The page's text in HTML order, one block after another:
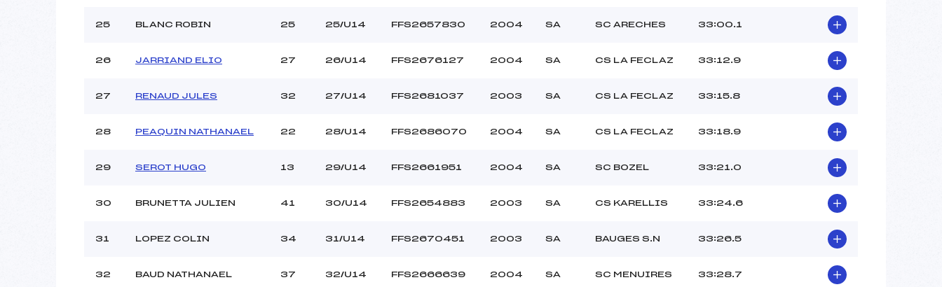
25 BLANC ROBIN 25 25/U14 FFS2657830 2004 SA SC ARECHES 33:00.1
26 JARRIAND ELIO 27 26/U14 FFS2676127 2004 SA CS LA FECLAZ 33:12.9
27 RENAUD JULES 32 27/U14 FFS2681037 2003 SA CS LA FECLAZ 33:15.8
28 PEAQUIN NATHANAEL 22 28/U14 FFS2686070 2004 SA CS LA FECLAZ 33:18.9
29 SEROT HUGO 13 29/U14 FFS2661951 2004 SA SC BOZEL 33:21.0
30 BRUNETTA JULIEN 41 30/U14 FFS2654883 2003 SA CS KARELLIS 33:24.6
31 LOPEZ COLIN 34 31/U14 FFS2670451 2003 SA BAUGES S.N 33:26.5
32 BAUD NATHANAEL 37 32/U14 FFS2666639 2004 SA SC MENUIRES 33:28.7